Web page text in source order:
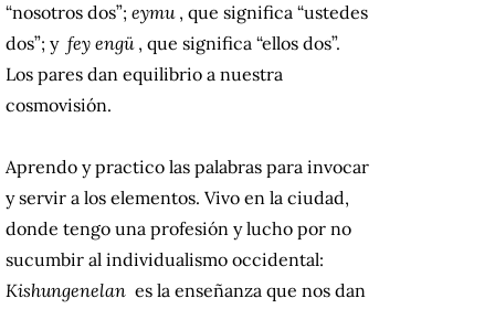
“nosotros dos”; eymu, que significa “ustedes
dos”; y fey engü, que significa “ellos dos”.
Los pares dan equilibrio a nuestra
cosmovisión.
Aprendo y practico las palabras para invocar
y servir a los elementos. Vivo en la ciudad,
donde tengo una profesión y lucho por no
sucumbir al individualismo occidental:
Kishungenelan es la enseñanza que nos dan